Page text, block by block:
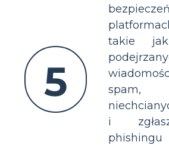
5
takie jak
spam,
i